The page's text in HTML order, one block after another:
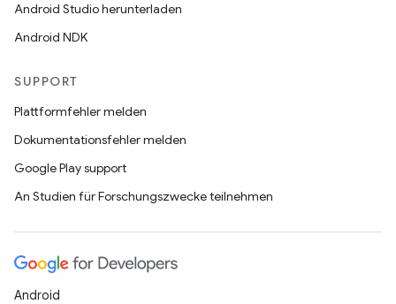
Android Studio herunterladen
Android NDK
SUPPORT
Plattformfehler melden
Dokumentationsfehler melden
Google Play support
An Studien für Forschungszwecke teilnehmen
Android